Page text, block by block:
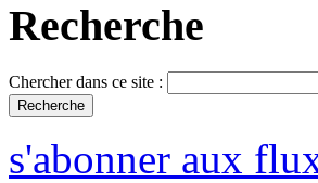
Recherche
Chercher dans ce site :
s'abonner aux